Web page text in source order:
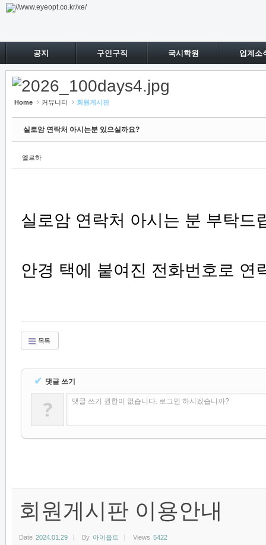
공지 구인구직 국시학원 업계소
Home 커뮤니티 회원게시판
실로암 연락처 아시는분 있으실까요?
엘르하
실로암 연락처 아시는 분 부탁드
안경 택에 붙여진 전화번호로 연
목록
✔ 댓글 쓰기
? 댓글 쓰기 권한이 없습니다. 로그인 하시겠습니까?
회원게시판 이용안내
Date 2024.01.29 By 아이옵트 Views 5422